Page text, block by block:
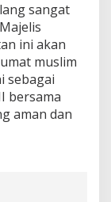
sangat
ini akan
muslim
sebagai
bersama
aman dan